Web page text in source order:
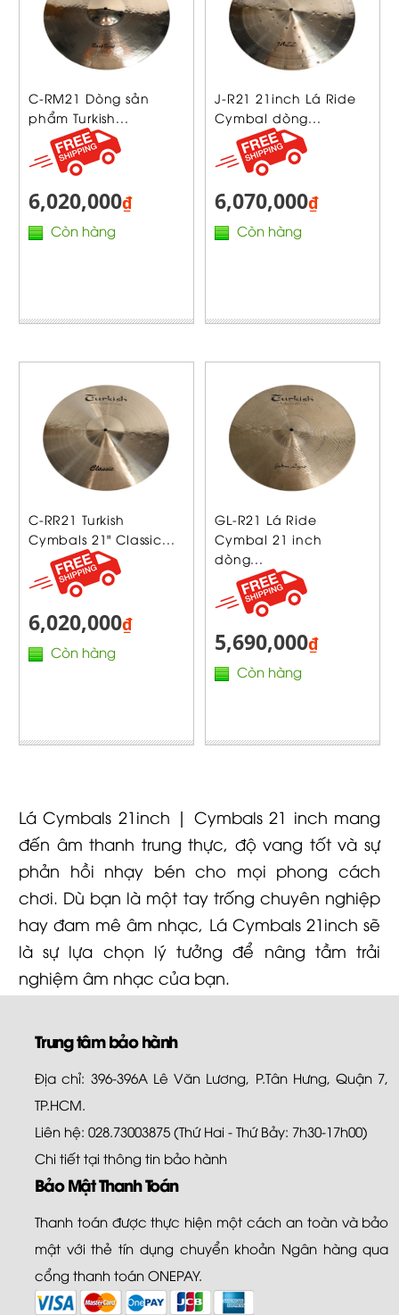
C-RM21 Dòng sản
phẩm Turkish...
6,020,000₫
Còn hàng
J-R21 21inch Lá Ride
Cymbal dòng...
6,070,000₫
Còn hàng
C-RR21 Turkish
Cymbals 21" Classic...
6,020,000₫
Còn hàng
GL-R21 Lá Ride
Cymbal 21 inch
dòng...
5,690,000₫
Còn hàng
Lá Cymbals 21inch | Cymbals 21 inch mang
đến âm thanh trung thực, độ vang tốt và sự
phản hồi nhạy bén cho mọi phong cách
chơi. Dù bạn là một tay trống chuyên nghiệp
hay đam mê âm nhạc, Lá Cymbals 21inch sẽ
là sự lựa chọn lý tưởng để nâng tầm trải
nghiệm âm nhạc của bạn.
Trung tâm bảo hành
Địa chỉ: 396-396A Lê Văn Lương, P.Tân Hưng, Quận 7,
TP.HCM.
Liên hệ: 028.73003875 (Thứ Hai - Thứ Bảy: 7h30-17h00)
Chi tiết tại thông tin bảo hành
Bảo Mật Thanh Toán
Thanh toán được thực hiện một cách an toàn và bảo
mật với thẻ tín dụng chuyển khoản Ngân hàng qua
cổng thanh toán ONEPAY.